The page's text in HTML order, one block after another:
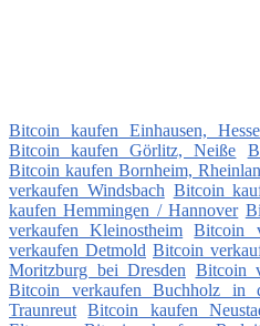
Bitcoin kaufen Einhausen,
Bitcoin kaufen Görlitz, Neiße
Bitcoin kaufen Bornheim,
verkaufen Windsbach Bitcoin
kaufen Hemmingen / Hannover
verkaufen Kleinostheim
Bitcoin
verkaufen Detmold Bitcoin
Moritzburg bei Dresden Bitcoin
Bitcoin verkaufen Buchholz in
Traunreut
Bitcoin kaufen